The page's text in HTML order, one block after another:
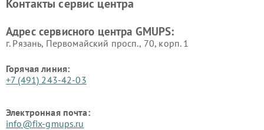
Контакты сервис центра
Адрес сервисного центра GMUPS:
г. Рязань, Первомайский просп., 70, корп. 1
Горячая линия:
+7 (491) 243-42-03
Электронная почта:
info@fix-gmups.ru